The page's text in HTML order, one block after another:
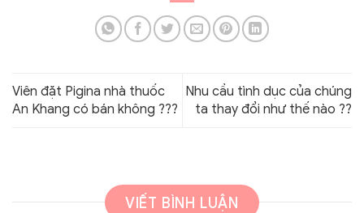
Viên đặt Pigina nhà thuốc
An Khang có bán không ???
Nhu cầu tình dục của chúng
ta thay đổi như thế nào ??
VIẾT BÌNH LUẬN